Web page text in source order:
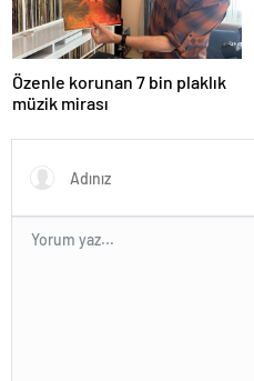
Özenle korunan 7 bin plaklık
müzik mirası